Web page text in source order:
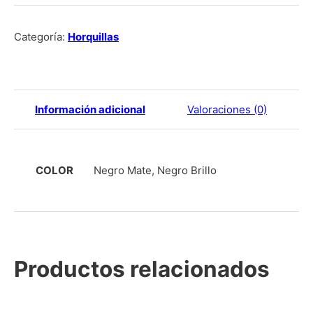
Categoría: Horquillas
Información adicional Valoraciones (0)
COLOR Negro Mate, Negro Brillo
Productos relacionados